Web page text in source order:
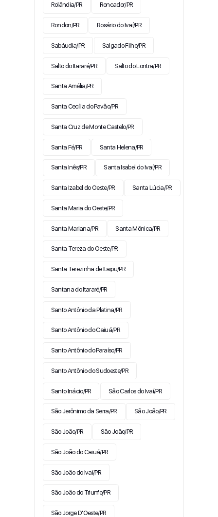
Rolândia/PR Roncador/PR
Rondon/PR Rosário do Ivaí/PR
Sabáudia/PR Salgado Filho/PR
Salto do Itararé/PR Salto do Lontra/PR
Santa Amélia/PR
Santa Cecília do Pavão/PR
Santa Cruz de Monte Castelo/PR
Santa Fé/PR Santa Helena/PR
Santa Inês/PR Santa Isabel do Ivaí/PR
Santa Izabel do Oeste/PR Santa Lúcia/PR
Santa Maria do Oeste/PR
Santa Mariana/PR Santa Mônica/PR
Santa Tereza do Oeste/PR
Santa Terezinha de Itaipu/PR
Santana do Itararé/PR
Santo Antônio da Platina/PR
Santo Antônio do Caiuá/PR
Santo Antônio do Paraíso/PR
Santo Antônio do Sudoeste/PR
Santo Inácio/PR São Carlos do Ivaí/PR
São Jerônimo da Serra/PR São João/PR
São João/PR São João/PR
São João do Caiuá/PR
São João do Ivaí/PR
São João do Triunfo/PR
São Jorge D'Oeste/PR